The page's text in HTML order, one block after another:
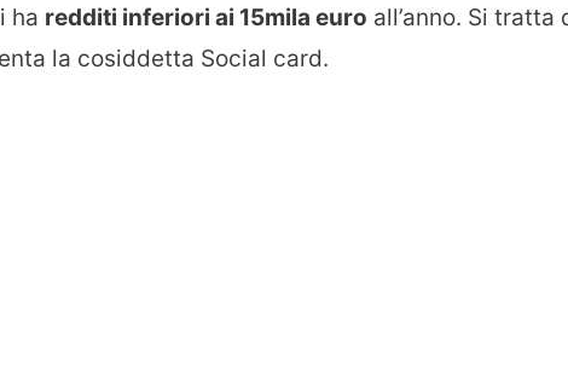
ha redditi inferiori ai 15mila euro all’anno. Si tratta
la cosiddetta Social card.